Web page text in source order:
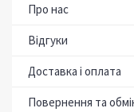
Про нас
Відгуки
Доставка і оплата
Повернення та